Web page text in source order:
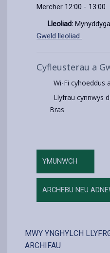
Mercher 12:00 - 13:00
Lleoliad:
Gweld lleoliad
Cyfleusterau a
Wi-Fi cyhoeddus
Llyfrau cynnwys
Bras
YMUNWCH
ARCHEBU NEU
MWY YNGHYLCH LLYFRGELLOEDD AC
ARCHIFAU